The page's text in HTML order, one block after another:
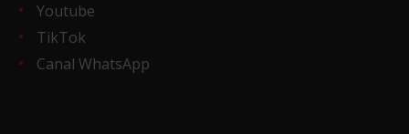
Youtube
TikTok
Canal WhatsApp